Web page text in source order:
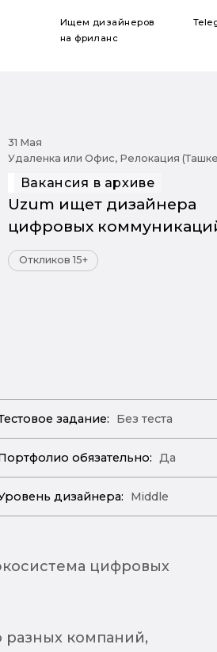
Ищем дизайнеров
на фриланс
31 Мая
Удаленка или Офис, Релокация
Вакансия в архиве
Uzum ищет дизайнера
цифровых
Откликов 15+
задание: Без теста
обязательно: Да
дизайнера: Middle
цифровых
компаний,